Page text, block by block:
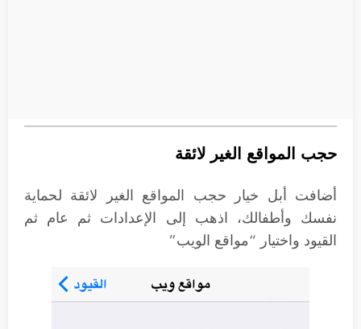
حجب المواقع الغير لائقة
أضافت أبل خيار حجب المواقع الغير لائقة لحماية
نفسك وأطفالك، اذهب إلى الإعدادات ثم عام ثم
القيود واختيار “مواقع الويب”